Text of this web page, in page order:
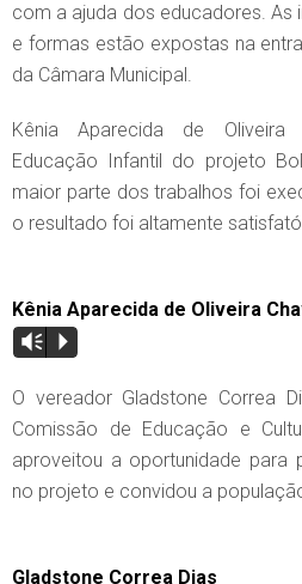
com a ajuda dos educadores.
e formas estão expostas na
da Câmara Municipal.
Kênia Aparecida de Oliveira
Educação Infantil do projeto
maior parte dos trabalhos foi
o resultado foi altamente
Kênia Aparecida de Oliveira
Vm P
O vereador Gladstone Correa
Comissão de Educação e
aproveitou a oportunidade para
no projeto e convidou a
Gladstone Correa Dias